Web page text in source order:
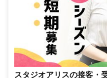
スタジオアリスの接客・